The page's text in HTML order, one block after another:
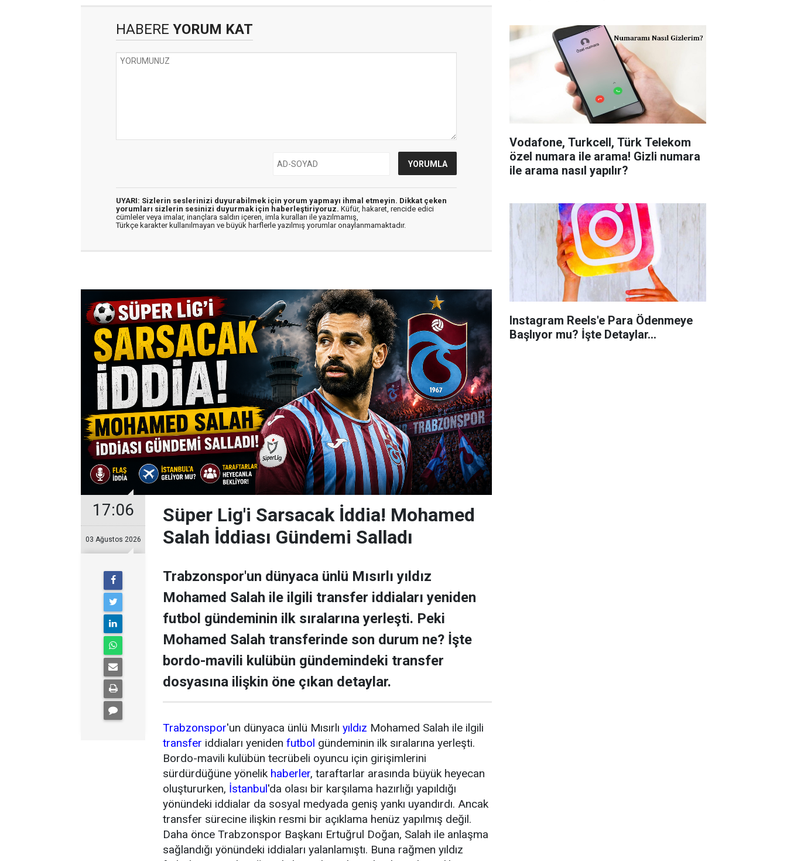
HABERE YORUM KAT
UYARI: Sizlerin seslerinizi duyurabilmek için yorum yapmayı ihmal etmeyin. Dikkat çeken
yorumları sizlerin sesinizi duyurmak için haberleştiriyoruz. Küfür, hakaret, rencide edici
cümleler veya imalar, inançlara saldırı içeren, imla kuralları ile yazılmamış,
Türkçe karakter kullanılmayan ve büyük harflerle yazılmış yorumlar onaylanmamaktadır.
17:06
03 Ağustos 2026
Süper Lig'i Sarsacak İddia! Mohamed
Salah İddiası Gündemi Salladı
Trabzonspor'un dünyaca ünlü Mısırlı yıldız
Mohamed Salah ile ilgili transfer iddiaları yeniden
futbol gündeminin ilk sıralarına yerleşti. Peki
Mohamed Salah transferinde son durum ne? İşte
bordo-mavili kulübün gündemindeki transfer
dosyasına ilişkin öne çıkan detaylar.
Trabzonspor'un dünyaca ünlü Mısırlı yıldız Mohamed Salah ile ilgili
transfer iddiaları yeniden futbol gündeminin ilk sıralarına yerleşti.
Bordo-mavili kulübün tecrübeli oyuncu için girişimlerini
sürdürdüğüne yönelik haberler, taraftarlar arasında büyük heyecan
oluştururken, İstanbul'da olası bir karşılama hazırlığı yapıldığı
yönündeki iddialar da sosyal medyada geniş yankı uyandırdı. Ancak
transfer sürecine ilişkin resmi bir açıklama henüz yapılmış değil.
Daha önce Trabzonspor Başkanı Ertuğrul Doğan, Salah ile anlaşma
sağlandığı yönündeki iddiaları yalanlamıştı. Buna rağmen yıldız
Vodafone, Turkcell, Türk Telekom
özel numara ile arama! Gizli numara
ile arama nasıl yapılır?
Instagram Reels'e Para Ödenmeye
Başlıyor mu? İşte Detaylar...